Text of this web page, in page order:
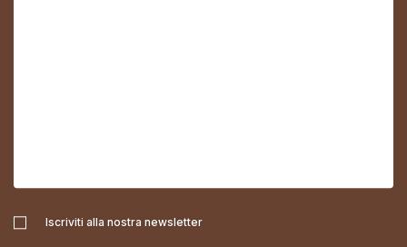
Iscriviti alla nostra newsletter